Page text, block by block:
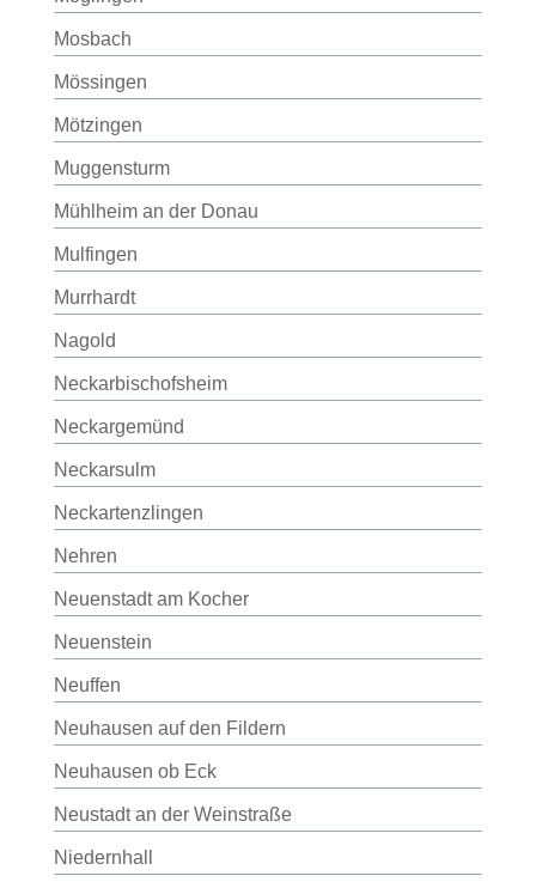
Mosbach
Mössingen
Mötzingen
Muggensturm
Mühlheim an der Donau
Mulfingen
Murrhardt
Nagold
Neckarbischofsheim
Neckargemünd
Neckarsulm
Neckartenzlingen
Nehren
Neuenstadt am Kocher
Neuenstein
Neuffen
Neuhausen auf den Fildern
Neuhausen ob Eck
Neustadt an der Weinstraße
Niedernhall